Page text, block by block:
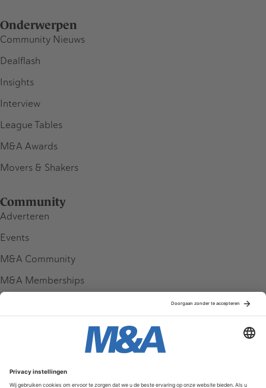
Onderwerpen
Community Nieuws
Dealflash
Insights
Interview
League Tables
M&A Awards
Movers & Shakers
Community
Adverteren
Events
M&A Community
M&A Memberships
Service & Contact